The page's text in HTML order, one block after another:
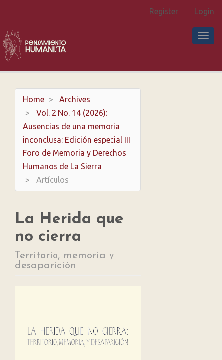
Content
Sidebar
Register Login
Home
Archives
Vol. 2 No. 14 (2026):
Ausencias de una memoria
inconclusa: Edición especial III
Foro de Memoria y Derechos
Humanos de La Sierra
Artículos
La Herida que
no cierra
Territorio, memoria y
desaparición